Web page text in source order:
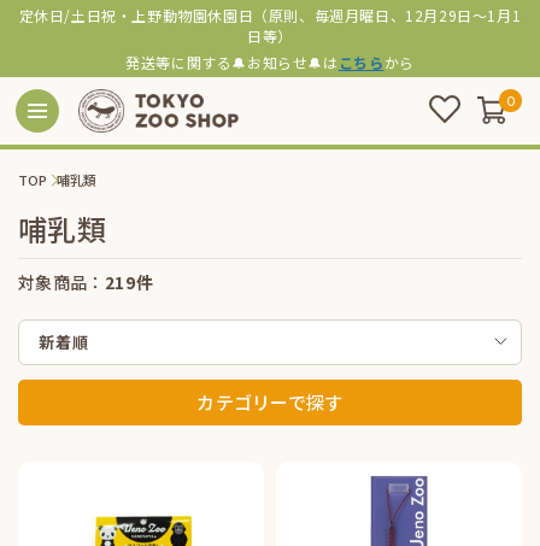
定休日/土日祝・上野動物園休園日（原則、毎週月曜日、12月29日～1月1
日等）
発送等に関する🔔お知らせ🔔は こちらから
0
TOP 哺乳類
哺乳類
対象商品： 219件
新着順
カテゴリーで探す